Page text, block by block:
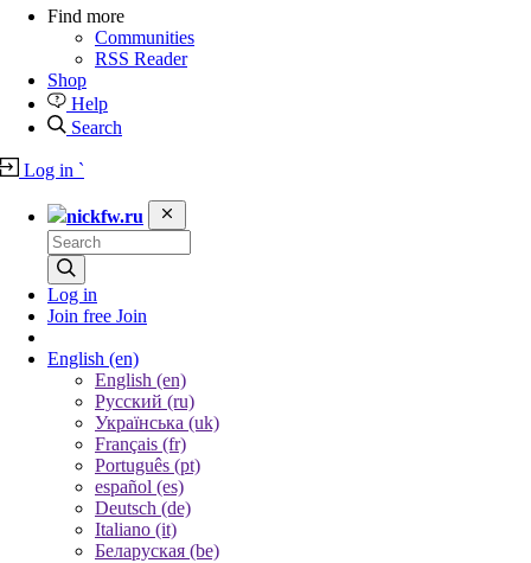
Find more
Communities
RSS Reader
Shop
Help
Search
Log in `
nickfw.ru
Log in
Join free Join
English (en)
English (en)
Русский (ru)
Українська (uk)
Français (fr)
Português (pt)
español (es)
Deutsch (de)
Italiano (it)
Беларуская (be)